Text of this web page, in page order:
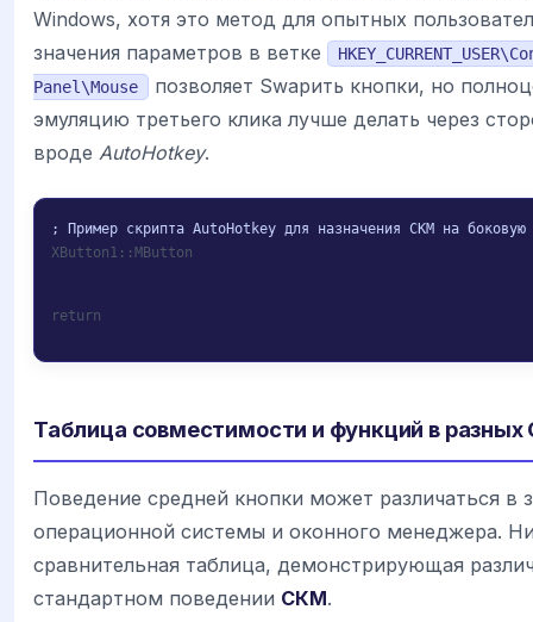
Windows, хотя это метод для опытных
значения параметров в ветке
Panel\Mouse
позволяет Swapить кнопки, но
эмуляцию третьего клика лучше делать через
вроде AutoHotkey.
XButton1::MButton
return
Таблица совместимости и функций в
Поведение средней кнопки может различаться в
операционной системы и оконного менеджера.
сравнительная таблица, демонстрирующая
стандартном поведении СКМ.